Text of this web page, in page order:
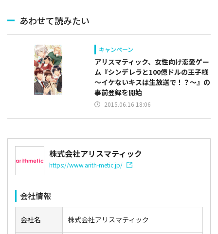
あわせて読みたい
キャンペーン
アリスマティック、女性向け恋愛ゲー
ム『シンデレラと100億ドルの王子様
～イケないキスは生放送で！？～』の
事前登録を開始
2015.06.16 18:06
株式会社アリスマティック
https://www.arith-metic.jp/
会社情報
会社名 株式会社アリスマティック